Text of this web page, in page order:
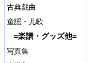
古典戯曲
童謡・儿歌
=楽譜・グッズ他=
写真集